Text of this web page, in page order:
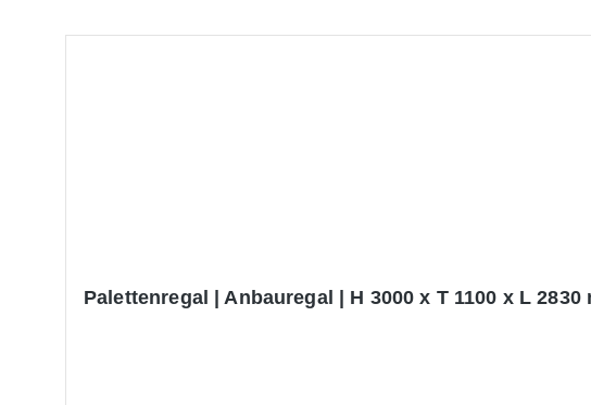
Palettenregal | Anbauregal | H 3000 x T 1100 x L